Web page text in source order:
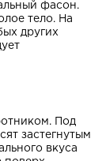
фасон.
тело. На
других
Под
застегнутым
вкуса